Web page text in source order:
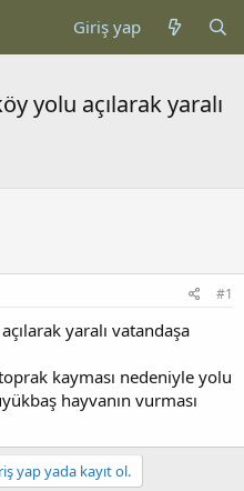
Giriş yap
yolu açılarak yaralı
#1
yaralı vatandaşa
kayması nedeniyle yolu
hayvanın vurması
yap yada kayıt ol.